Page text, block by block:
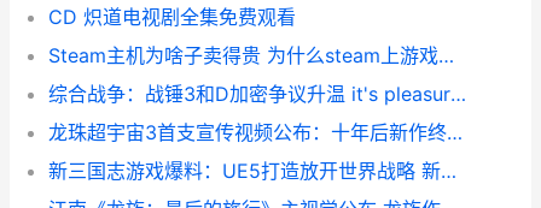
CD 炽道电视剧全集免费观看
Steam主机为啥子卖得贵 为什么steam上游戏启动不了
综合战争：战锤3和D加密争议升温 it's pleasure to serve战锤
龙珠超宇宙3首支宣传视频公布：十年后新作终于来了 ps4龙珠超宇宙3
新三国志游戏爆料：UE5打造放开世界战略 新三国志游戏下载